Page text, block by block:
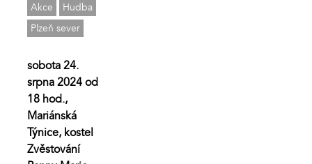
Akce
Hudba
Plzeň sever
sobota 24.
srpna 2024 od
18 hod.,
Mariánská
Týnice, kostel
Zvěstování